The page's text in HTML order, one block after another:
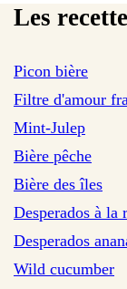
Les
Picon bière
Filtre d'amour
Mint-Julep
Bière pêche
Bière des îles
Desperados à la
Desperados
Wild cucumber